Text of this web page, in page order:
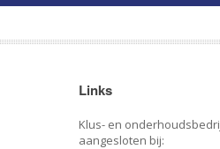
Links
Klus- en
aangesloten bij: